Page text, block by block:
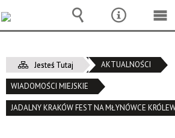
Jesteś Tutaj AKTUALNOŚCI
WIADOMOŚCI MIEJSKIE
JADALNY KRAKÓW FEST NA MŁYNÓWCE
Wyszukiwarka